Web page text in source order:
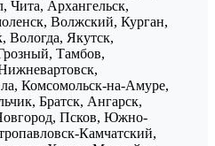
Архангельск,
Волжский, Курган,
Вологда, Якутск,
Тамбов,
Комсомольск-на-Амуре,
Братск, Ангарск,
Псков, Южно-
Камчатский,